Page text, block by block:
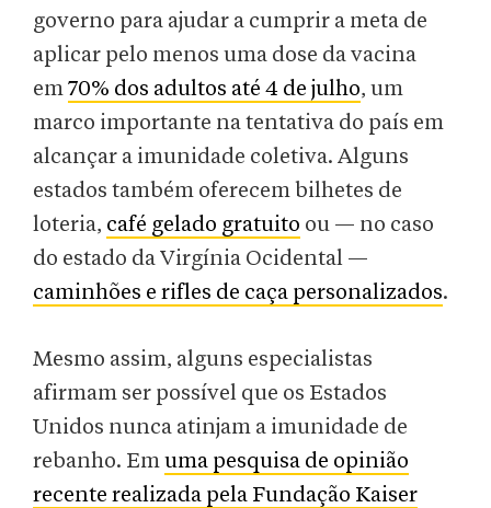
governo para ajudar a cumprir a meta de
aplicar pelo menos uma dose da vacina
em70% dos adultos até 4 de julho, um
marco importante na tentativa do país em
alcançar a imunidade coletiva. Alguns
estados também oferecem bilhetes de
loteria, café gelado gratuito ou — no caso
do estado da Virgínia Ocidental —
caminhões e rifles de caça personalizados.
Mesmo assim, alguns especialistas
afirmam ser possível que os Estados
Unidos nunca atinjam a imunidade de
rebanho. Emuma pesquisa de opinião
recente realizada pela Fundação Kaiser